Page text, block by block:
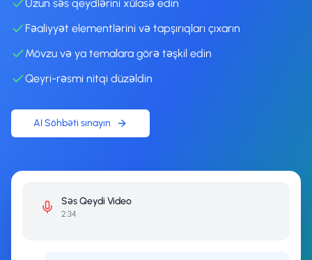
Uzun səs qeydlərini xülasə edin
Fəaliyyət elementlərini və tapşırıqları çıxarın
Mövzu və ya temalara görə təşkil edin
Qeyri-rəsmi nitqi düzəldin
AI Söhbəti sınayın
Səs Qeydi Video
2:34